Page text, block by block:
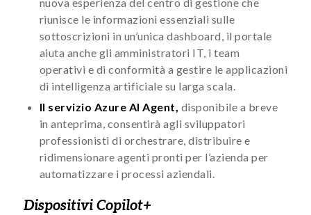
riunisce le informazioni essenziali sulle
sottoscrizioni in un’unica dashboard, il portale
aiuta anche gli amministratori IT, i team
operativi e di conformità a gestire le applicazioni
di intelligenza artificiale su larga scala.
Il servizio Azure AI Agent, disponibile a breve
in anteprima, consentirà agli sviluppatori
professionisti di orchestrare, distribuire e
ridimensionare agenti pronti per l’azienda per
automatizzare i processi aziendali.
Dispositivi Copilot+